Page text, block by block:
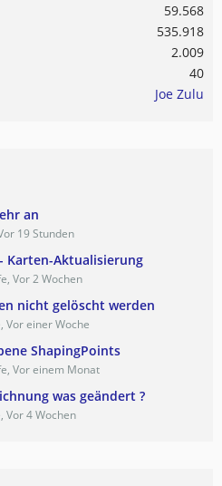
59.568
535.918
2.009
40
Joe Zulu
an
19 Stunden
Karten-Aktualisierung
Vor 2 Wochen
nicht gelöscht werden
Vor einer Woche
ShapingPoints
Vor einem Monat
was geändert ?
Vor 4 Wochen